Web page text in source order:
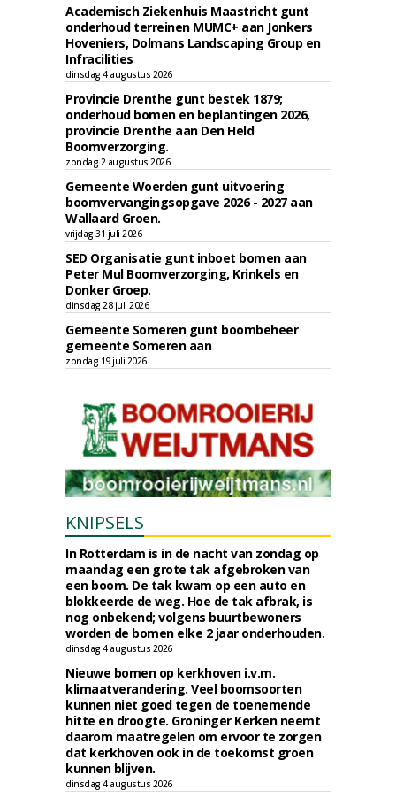
Academisch Ziekenhuis Maastricht gunt
onderhoud terreinen MUMC+ aan Jonkers
Hoveniers, Dolmans Landscaping Group en
Infracilities
dinsdag 4 augustus 2026
Provincie Drenthe gunt bestek 1879;
onderhoud bomen en beplantingen 2026,
provincie Drenthe aan Den Held
Boomverzorging.
zondag 2 augustus 2026
Gemeente Woerden gunt uitvoering
boomvervangingsopgave 2026 - 2027 aan
Wallaard Groen.
vrijdag 31 juli 2026
SED Organisatie gunt inboet bomen aan
Peter Mul Boomverzorging, Krinkels en
Donker Groep.
dinsdag 28 juli 2026
Gemeente Someren gunt boombeheer
gemeente Someren aan
zondag 19 juli 2026
KNIPSELS
In Rotterdam is in de nacht van zondag op
maandag een grote tak afgebroken van
een boom. De tak kwam op een auto en
blokkeerde de weg. Hoe de tak afbrak, is
nog onbekend; volgens buurtbewoners
worden de bomen elke 2 jaar onderhouden.
dinsdag 4 augustus 2026
Nieuwe bomen op kerkhoven i.v.m.
klimaatverandering. Veel boomsoorten
kunnen niet goed tegen de toenemende
hitte en droogte. Groninger Kerken neemt
daarom maatregelen om ervoor te zorgen
dat kerkhoven ook in de toekomst groen
kunnen blijven.
dinsdag 4 augustus 2026